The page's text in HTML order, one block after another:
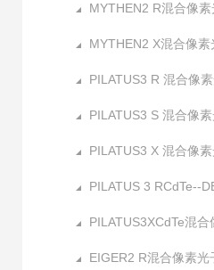
MYTHEN2 R混合像素光子
MYTHEN2 X混合像素光子
PILATUS3 R 混合像素光子
PILATUS3 S 混合像素光子
PILATUS3 X 混合像素光子
PILATUS 3 RCdTe--DECTRIS 混合像
PILATUS3XCdTe混合像素光
EIGER2 R混合像素光子